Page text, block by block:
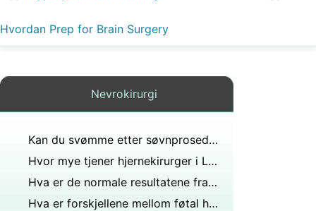
Hvordan Prep for Brain Surgery
Nevrokirurgi
Kan du svømme etter søvnprosedyren?
Hvor mye tjener hjernekirurger i Louisiana?
Hva er de normale resultatene fra en hodeskalle røntgenstråler?
Hva er forskjellene mellom føtal hodeskalle og voksen hodeskalle?